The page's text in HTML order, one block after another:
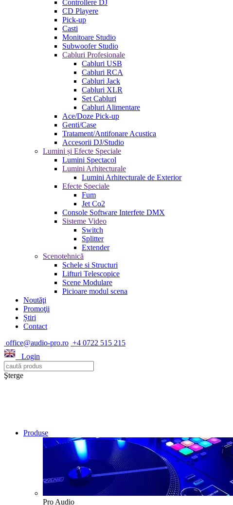
Controllere DJ
CD Playere
Pick-up
Casti
Monitoare Studio
Subwoofer Studio
Cabluri Profesionale
Cabluri USB
Cabluri RCA
Cabluri Jack
Cabluri XLR
Set Cabluri
Cabluri Alimentare
Ace/Doze Pick-up
Genti/Case
Tratament/Antifonare Acustica
Accesorii DJ/Studio
Lumini și Efecte Speciale
Lumini Spectacol
Lumini Arhitecturale
Lumini Arhitecturale de Exterior
Efecte Speciale
Fum
Jet Co2
Console Software Interfete DMX
Sisteme Video
Switch
Splitter
Extender
Scenotehnică
Schele si Structuri
Lifturi Telescopice
Scene Modulare
Picioare modul scena
Noutăţi
Promoţii
Știri
Contact
office@audio-pro.ro +4 0722 515 215
Login
Şterge
Produse
Pro Audio